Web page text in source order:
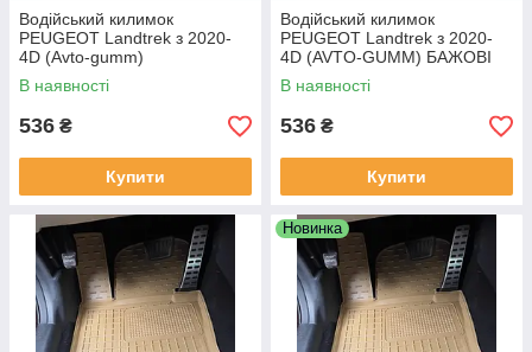
Водійський килимок
PEUGEOT Landtrek з 2020-
4D (Avto-gumm)
В наявності
536 ₴
Купити
Водійський килимок
PEUGEOT Landtrek з 2020-
4D (AVTO-GUMM) БАЖОВІ
В наявності
536 ₴
Купити
Новинка